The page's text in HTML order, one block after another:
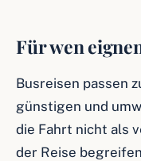
Für wen
Busreisen passen
günstigen und
die Fahrt nicht als
der Reise